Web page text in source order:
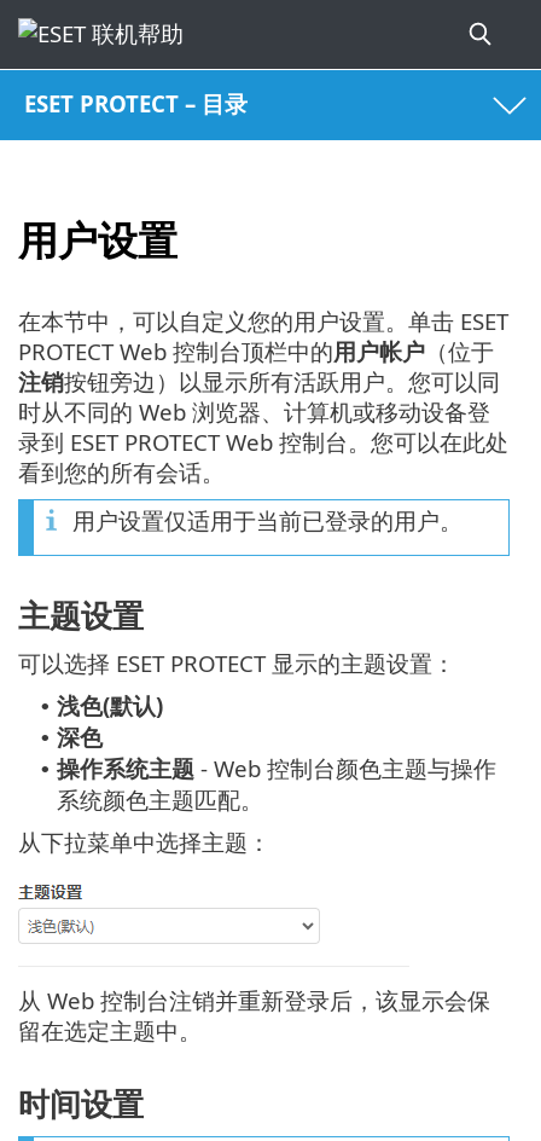
ESET PROTECT – 目录
用户设置
在本节中，可以自定义您的用户设置。单击 ESET
PROTECT Web 控制台顶栏中的用户帐户 （位于
注销按钮旁边）以显示所有活跃用户。您可以同
时从不同的 Web 浏览器、计算机或移动设备登
录到 ESET PROTECT Web 控制台。您可以在此处
看到您的所有会话。
用户设置仅适用于当前已登录的用户。
主题设置
可以选择 ESET PROTECT 显示的主题设置：
• 浅色(默认)
• 深色
• 操作系统主题 - Web 控制台颜色主题与操作
系统颜色主题匹配。
从下拉菜单中选择主题：
从 Web 控制台注销并重新登录后，该显示会保
留在选定主题中。
时间设置